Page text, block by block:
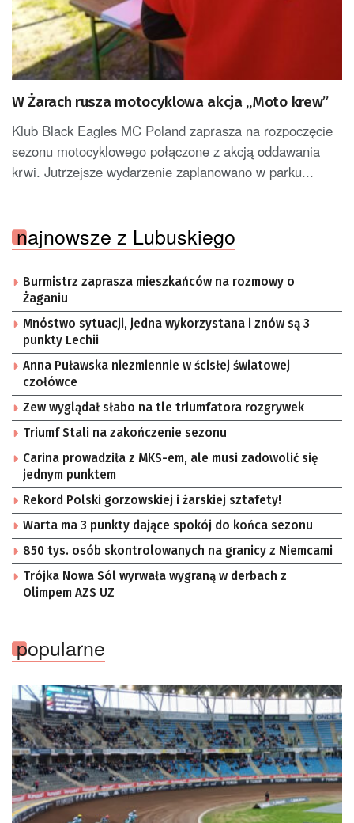
W Żarach rusza motocyklowa akcja „Moto krew”
Klub Black Eagles MC Poland zaprasza na rozpoczęcie
sezonu motocyklowego połączone z akcją oddawania
krwi. Jutrzejsze wydarzenie zaplanowano w parku...
najnowsze z Lubuskiego
Burmistrz zaprasza mieszkańców na rozmowy o
Żaganiu
Mnóstwo sytuacji, jedna wykorzystana i znów są 3
punkty Lechii
Anna Puławska niezmiennie w ścisłej światowej
czołówce
Zew wyglądał słabo na tle triumfatora rozgrywek
Triumf Stali na zakończenie sezonu
Carina prowadziła z MKS-em, ale musi zadowolić się
jednym punktem
Rekord Polski gorzowskiej i żarskiej sztafety!
Warta ma 3 punkty dające spokój do końca sezonu
850 tys. osób skontrolowanych na granicy z Niemcami
Trójka Nowa Sól wyrwała wygraną w derbach z
Olimpem AZS UZ
popularne